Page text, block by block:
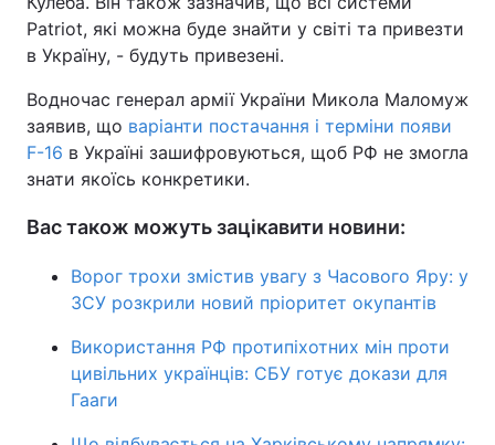
Patriot, які можна буде знайти у світі та привезти
в Україну, - будуть привезені.
Водночас генерал армії України Микола Маломуж
заявив, що варіанти постачання і терміни появи
F-16 в Україні зашифровуються, щоб РФ не змогла
знати якоїсь конкретики.
Вас також можуть зацікавити новини:
Ворог трохи змістив увагу з Часового Яру: у
ЗСУ розкрили новий пріоритет окупантів
Використання РФ протипіхотних мін проти
цивільних українців: СБУ готує докази для
Гааги